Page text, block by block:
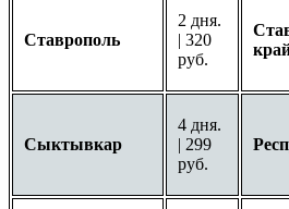
Ставрополь
2 дня.
| 320
руб.
Сыктывкар
4 дня.
| 299
руб.